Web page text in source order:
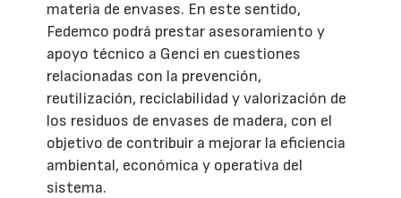
materia de envases. En este sentido,
Fedemco podrá prestar asesoramiento y
apoyo técnico a Genci en cuestiones
relacionadas con la prevención,
reutilización, reciclabilidad y valorización de
los residuos de envases de madera, con el
objetivo de contribuir a mejorar la eficiencia
ambiental, económica y operativa del
sistema.